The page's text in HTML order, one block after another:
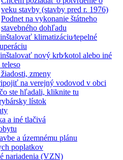
veku stavby (stavby pred r. 1976)
Podnet na vykonanie štátneho
stavebného dohľadu
klimatizáciu⁄tepelné
nový krb⁄kotol alebo iné
zmeny
na verejný vodovod v obci
ste hľadali, kliknite tu
lístok
a iné tlačivá
a územnému plánu
poplatkov
nariadenia (VZN)